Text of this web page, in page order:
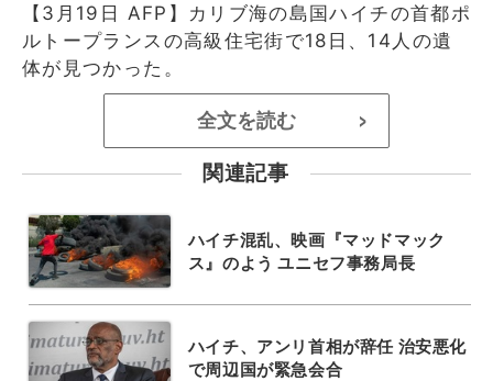
【3月19日 AFP】カリブ海の島国ハイチの首都ポ
ルトープランスの高級住宅街で18日、14人の遺
体が見つかった。
全文を読む >
関連記事
ハイチ混乱、映画『マッドマック
ス』のよう ユニセフ事務局長
ハイチ、アンリ首相が辞任 治安悪化
で周辺国が緊急会合